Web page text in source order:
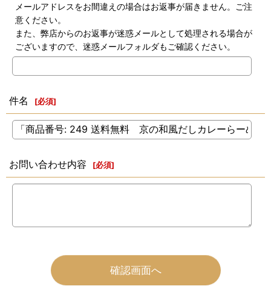
メールアドレスをお間違えの場合はお返事が届きません。ご注
意ください。
また、弊店からのお返事が迷惑メールとして処理される場合が
ございますので、迷惑メールフォルダもご確認ください。
件名 [必須]
お問い合わせ内容 [必須]
確認画面へ